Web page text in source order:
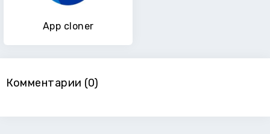
App cloner
Комментарии (0)